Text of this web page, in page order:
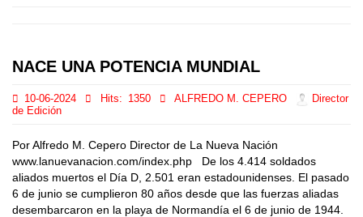
NACE UNA POTENCIA MUNDIAL
10-06-2024 Hits: 1350 ALFREDO M. CEPERO
Director
de Edición
Por Alfredo M. Cepero Director de La Nueva Nación
www.lanuevanacion.com/index.php De los 4.414 soldados
aliados muertos el Día D, 2.501 eran estadounidenses. El pasado
6 de junio se cumplieron 80 años desde que las fuerzas aliadas
desembarcaron en la playa de Normandía el 6 de junio de 1944.